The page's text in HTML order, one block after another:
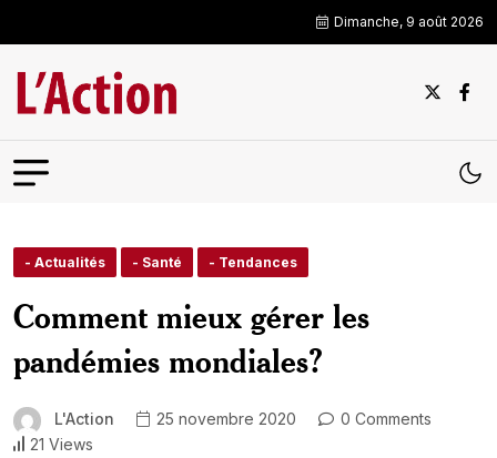
Dimanche, 9 août 2026
- Actualités - Santé - Tendances
Comment mieux gérer les
pandémies mondiales?
L'Action 25 novembre 2020
0 Comments
21 Views